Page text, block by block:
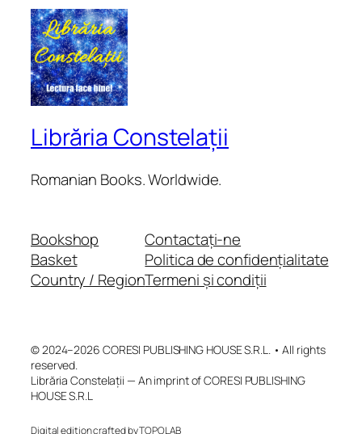
Librăria Constelații
Romanian Books. Worldwide.
Bookshop
Basket
Country / Region
Contactați-ne
Politica de confidențialitate
Termeni și condiții
© 2024–2026 CORESI PUBLISHING HOUSE S.R.L. • All rights
reserved.
Librăria Constelații — An imprint of CORESI PUBLISHING
HOUSE S.R.L
Digital edition crafted by TOPOLAB